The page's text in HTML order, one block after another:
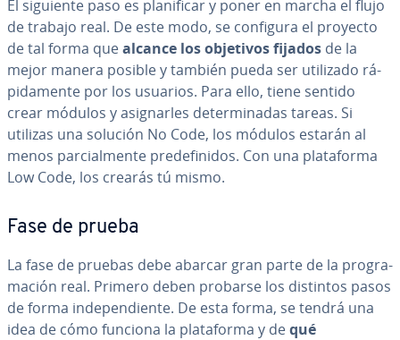
El siguiente paso es pla­ni­fi­car y poner en marcha el flujo
de trabajo real. De este modo, se configura el proyecto
de tal forma quealcance los objetivos fijados de la
mejor manera posible y también pueda ser utilizado rá­
pi­da­me­n­te por los usuarios. Para ello, tiene sentido
crear módulos y asi­g­nar­les de­te­r­mi­na­das tareas. Si
utilizas una solución No Code, los módulos estarán al
menos pa­r­cia­l­me­n­te pre­de­fi­ni­dos. Con una pla­ta­fo­r­ma
Low Code, los crearás tú mismo.
Fase de prueba
La fase de pruebas debe abarcar gran parte de la pro­gra­
ma­ción real. Primero deben probarse los distintos pasos
de forma in­de­pe­n­die­n­te. De esta forma, se tendrá una
idea de cómo funciona la pla­ta­fo­r­ma y dequé